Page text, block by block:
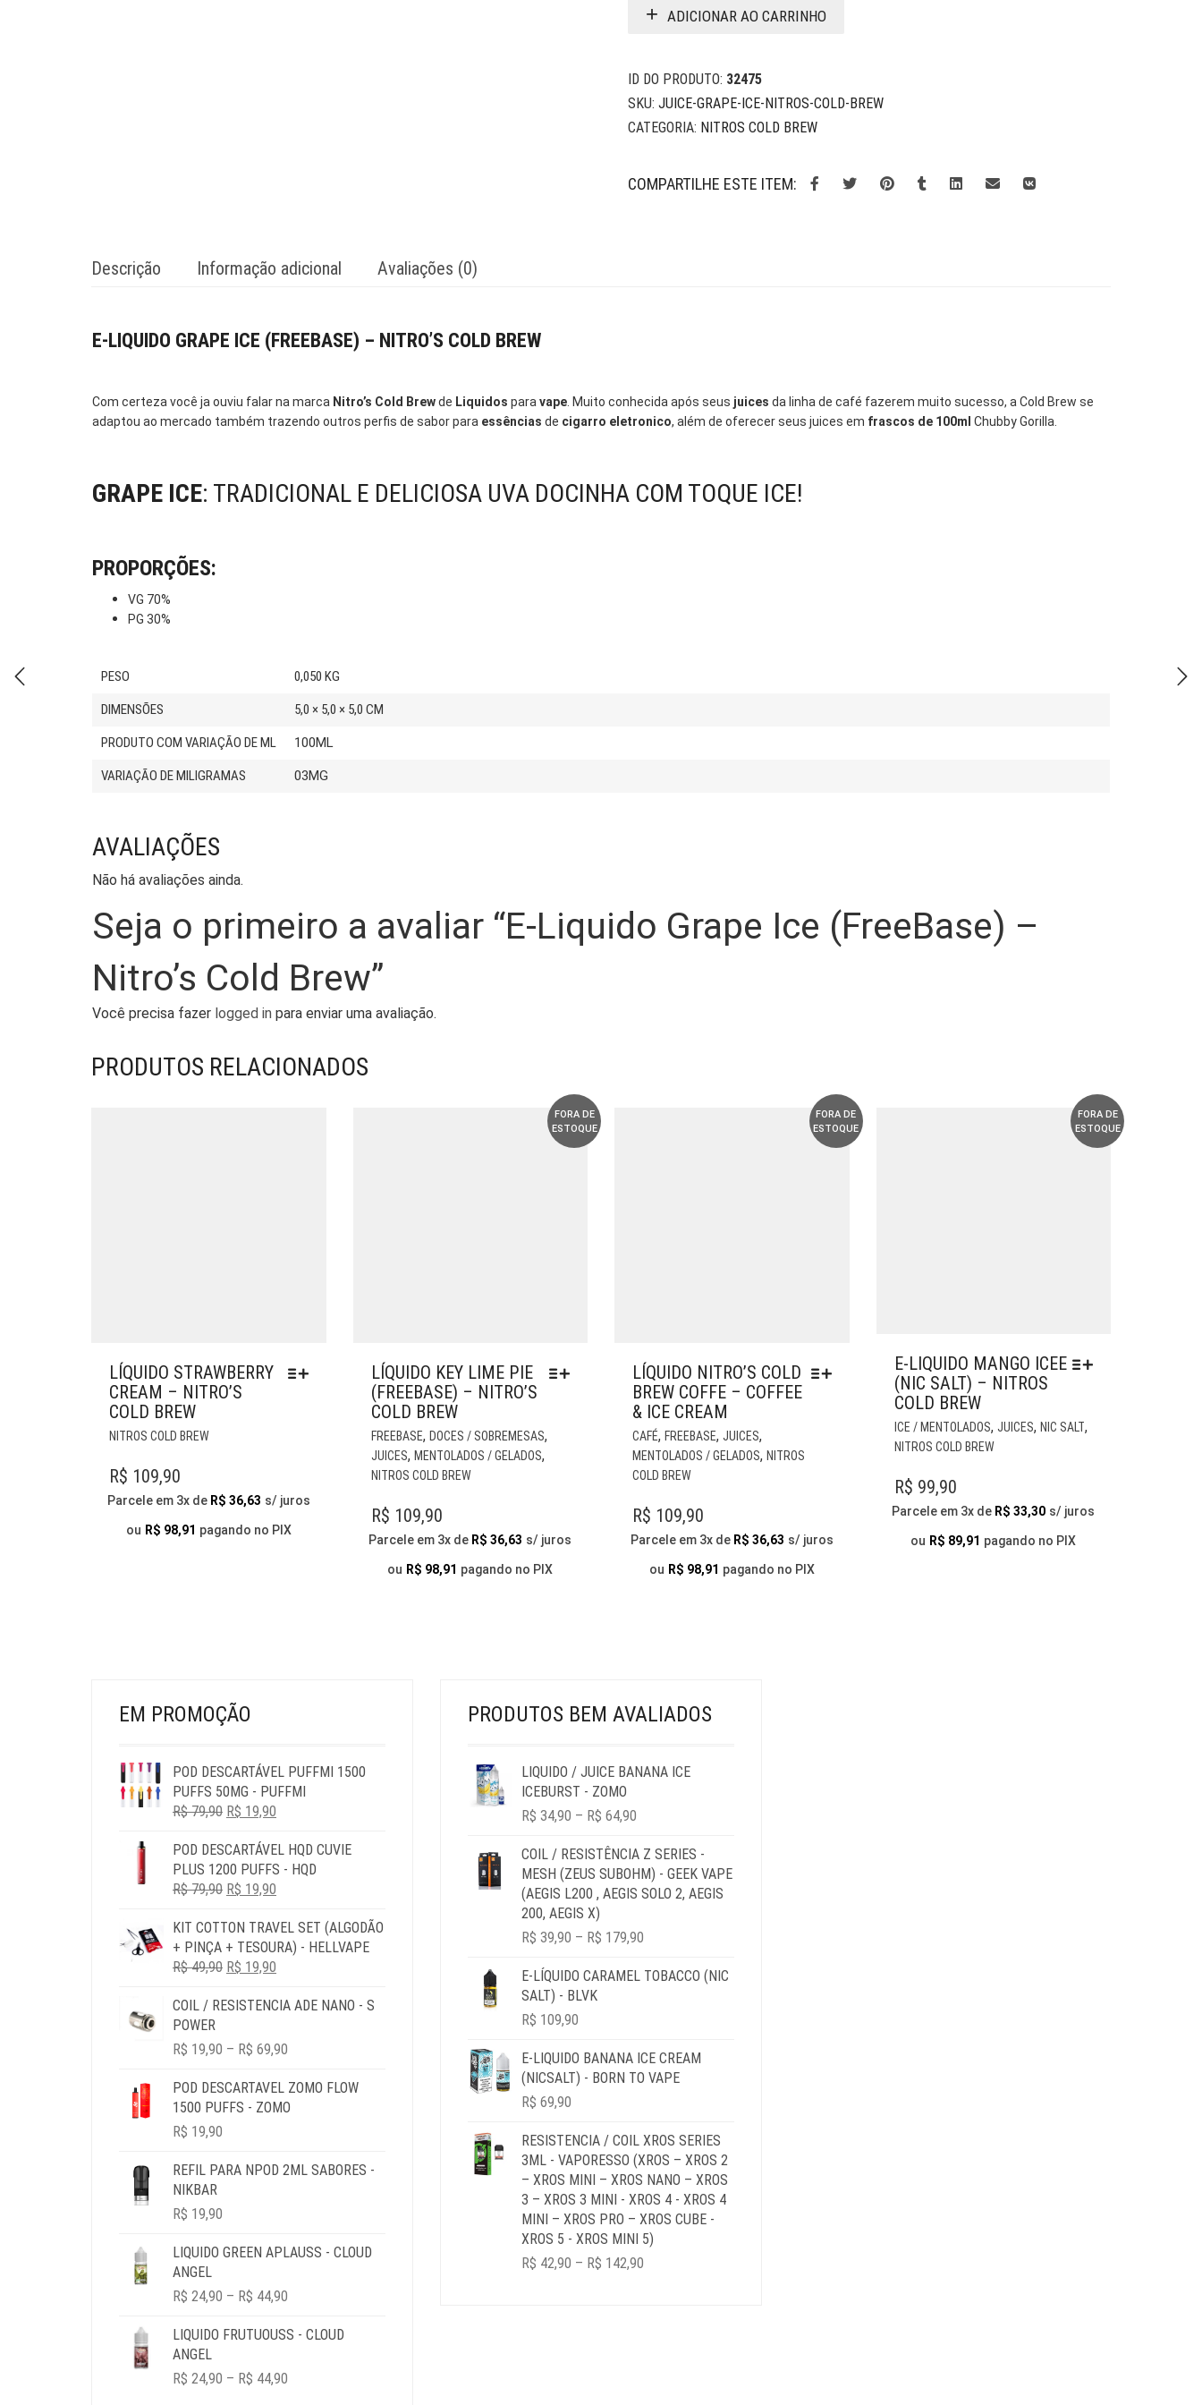
ADICIONAR AO CARRINHO
ID DO PRODUTO: 32475
SKU: JUICE-GRAPE-ICE-NITROS-COLD-BREW
CATEGORIA: NITROS COLD BREW
COMPARTILHE ESTE ITEM:
Descrição Informação adicional Avaliações (0)
E-LIQUIDO GRAPE ICE (FREEBASE) – NITRO’S COLD BREW
Com certeza você ja ouviu falar na marca Nitro’s Cold Brewde Liquidos para vape . Muito conhecida após seus juices da linha de café fazerem muito sucesso, a Cold Brew se
adaptou ao mercado também trazendo outros perfis de sabor para essências de cigarro eletronico, além de oferecer seus juices em frascos de 100ml Chubby Gorilla.
GRAPE ICE: TRADICIONAL E DELICIOSA UVA DOCINHA COM TOQUE ICE!
PROPORÇÕES:
VG 70%
PG 30%
PESO 0,050 KG
DIMENSÕES 5,0 × 5,0 × 5,0 CM
PRODUTO COM VARIAÇÃO DE ML 100ML
VARIAÇÃO DE MILIGRAMAS 03MG
AVALIAÇÕES
Não há avaliações ainda.
Seja o primeiro a avaliar “E-Liquido Grape Ice (FreeBase) –
Nitro’s Cold Brew”
Você precisa fazer logged in para enviar uma avaliação.
PRODUTOS RELACIONADOS
LÍQUIDO STRAWBERRY
CREAM – NITRO’S
COLD BREW
NITROS COLD BREWESTE
VARIANTES.
AS
R$ 109,90
Parcele em 3x de R$ 36,63 s/ juros
ou R$ 98,91 pagando no PIX
FORA DE
ESTOQUE
LÍQUIDO KEY LIME PIE
(FREEBASE) – NITRO’S
COLD BREW
FREEBASE, DOCES / SOBREMESAS,
JUICES, MENTOLADOS / GELADOS,
NITROS COLD BREW
VARIANTES.
OPÇÕES
R$ 109,90
Parcele em 3x de R$ 36,63 s/ juros
ou R$ 98,91 pagando no PIX
FORA DE
ESTOQUE
LÍQUIDO NITRO’S COLD
BREW COFFE – COFFEE
& ICE CREAM
CAFÉ, FREEBASE, JUICES,
MENTOLADOS / GELADOS, NITROS
COLD BREW
VARIANTES.
OPÇÕES
R$ 109,90
Parcele em 3x de R$ 36,63 s/ juros
ou R$ 98,91 pagando no PIX
FORA DE
ESTOQUE
E-LIQUIDO MANGO ICEE
(NIC SALT) – NITROS
COLD BREW
ICE / MENTOLADOS, JUICES, NIC SALT,
NITROS COLD BREW
AS
R$ 99,90
Parcele em 3x de R$ 33,30 s/ juros
ou R$ 89,91 pagando no PIX
EM PROMOÇÃO
POD DESCARTÁVEL PUFFMI 1500
PUFFS 50MG - PUFFMI
R$79,90 O
ORIGINAL
ERA:
R$ 79,90.
R$ 19,90
ATUAL
É:
POD DESCARTÁVEL HQD CUVIE
PLUS 1200 PUFFS - HQD
R$79,90 O
ORIGINAL
ERA:
R$ 79,90.
R$ 19,90
ATUAL
É:
KIT COTTON TRAVEL SET (ALGODÃO
+ PINÇA + TESOURA) - HELLVAPE
R$49,90 O
ORIGINAL
R$ 49,90.
R$ 19,90
ATUAL
R$ 19,90.
COIL / RESISTENCIA ADE NANO - S
POWER
R$ 19,90 – R$ 69,90
R$ 19,90
THROUGH
POD DESCARTAVEL ZOMO FLOW
1500 PUFFS - ZOMO
R$ 19,90
REFIL PARA NPOD 2ML SABORES -
NIKBAR
R$ 19,90
LIQUIDO GREEN APLAUSS - CLOUD
ANGEL
R$ 24,90 – R$ 44,90
R$ 24,90
LIQUIDO FRUTUOUSS - CLOUD
ANGEL
R$ 24,90 – R$ 44,90
PRODUTOS BEM AVALIADOS
LIQUIDO / JUICE BANANA ICE
ICEBURST - ZOMO
R$ 34,90 – R$ 64,90
R$ 34,90
THROUGH
R$ 64,90
COIL / RESISTÊNCIA Z SERIES -
MESH (ZEUS SUBOHM) - GEEK VAPE
(AEGIS L200 , AEGIS SOLO 2, AEGIS
200, AEGIS X)
R$ 39,90 – R$ 179,90
R$ 39,90
E-LÍQUIDO CARAMEL TOBACCO (NIC
SALT) - BLVK
R$ 109,90
E-LIQUIDO BANANA ICE CREAM
(NICSALT) - BORN TO VAPE
R$ 69,90
RESISTENCIA / COIL XROS SERIES
3ML - VAPORESSO (XROS – XROS 2
– XROS MINI – XROS NANO – XROS
3 – XROS 3 MINI - XROS 4 - XROS 4
MINI – XROS PRO – XROS CUBE -
XROS 5 - XROS MINI 5)
R$ 42,90 – R$ 142,90